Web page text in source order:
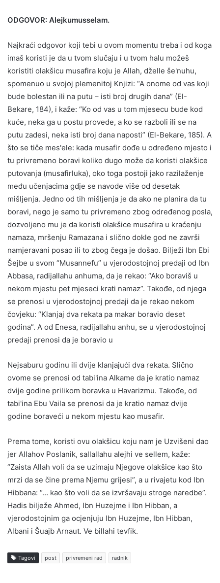
ODGOVOR: Alejkumusselam.
Najkraći odgovor koji tebi u ovom momentu treba i od koga
imaš koristi je da u tvom slučaju i u tvom halu možeš
koristiti olakšicu musafira koju je Allah, dželle še'nuhu,
spomenuo u svojoj plemenitoj Knjizi: “A onome od vas koji
bude bolestan ili na putu – isti broj drugih dana” (El-
Bekare, 184), i kaže: “Ko od vas u tom mjesecu bude kod
kuće, neka ga u postu provede, a ko se razboli ili se na
putu zadesi, neka isti broj dana naposti” (El-Bekare, 185). A
što se tiče mes'ele: kada musafir dođe u određeno mjesto i
tu privremeno boravi koliko dugo može da koristi olakšice
putovanja (musafirluka), oko toga postoji jako razilaženje
među učenjacima gdje se navode više od desetak
mišljenja. Jedno od tih mišljenja je da ako ne planira da tu
boravi, nego je samo tu privremeno zbog određenog posla,
dozvoljeno mu je da koristi olakšice musafira u kraćenju
namaza, mršenju Ramazana i slično dokle god ne završi
namjeravani posao ili to zbog čega je došao. Bilježi Ibn Ebi
Šejbe u svom “Musannefu” u vjerodostojnoj predaji od Ibn
Abbasa, radijallahu anhuma, da je rekao: “Ako boraviš u
nekom mjestu pet mjeseci krati namaz”. Takođe, od njega
se prenosi u vjerodostojnoj predaji da je rekao nekom
čovjeku: “Klanjaj dva rekata pa makar boravio deset
godina”. A od Enesa, radijallahu anhu, se u vjerodostojnoj
predaji prenosi da je boravio u
Nejsaburu godinu ili dvije klanjajući dva rekata. Slično
ovome se prenosi od tabi'ina Alkame da je kratio namaz
dvije godine prilikom boravka u Havarizmu. Takođe, od
tabi'ina Ebu Vaila se prenosi da je kratio namaz dvije
godine boraveći u nekom mjestu kao musafir.
Prema tome, koristi ovu olakšicu koju nam je Uzvišeni dao
jer Allahov Poslanik, sallallahu alejhi ve sellem, kaže:
“Zaista Allah voli da se uzimaju Njegove olakšice kao što
mrzi da se čine prema Njemu grijesi”, a u rivajetu kod Ibn
Hibbana: “… kao što voli da se izvršavaju stroge naredbe”.
Hadis bilježe Ahmed, Ibn Huzejme i Ibn Hibban, a
vjerodostojnim ga ocjenjuju Ibn Huzejme, Ibn Hibban,
Albani i Šuajb Arnaut. Ve billahi tevfik.
Tagovi post privremeni rad radnik